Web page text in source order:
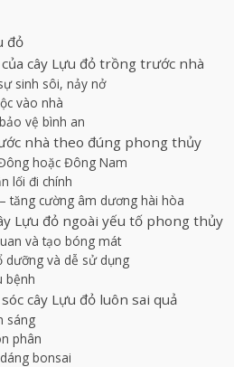
đỏ
cây Lựu đỏ trồng trước nhà
sinh sôi, nảy nở
vào nhà
vệ bình an
nhà theo đúng phong thủy
hoặc Đông Nam
lối đi chính
tăng cường âm dương hài hòa
Lựu đỏ ngoài yếu tố phong thủy
và tạo bóng mát
dưỡng và dễ sử dụng
bệnh
cây Lựu đỏ luôn sai quả
sáng
phân
bonsai